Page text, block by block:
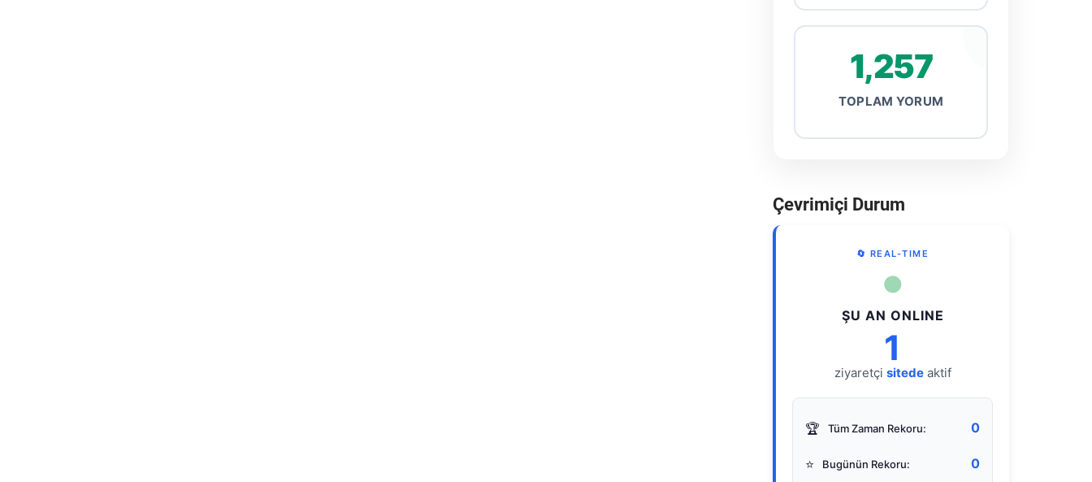
1,257
TOPLAM YORUM
Çevrimiçi Durum
🔄 REAL-TIME
●
ŞU AN ONLINE
1
ziyaretçi sitedeaktif
🏆 Tüm Zaman Rekoru: 0
⭐ Bugünün Rekoru: 0